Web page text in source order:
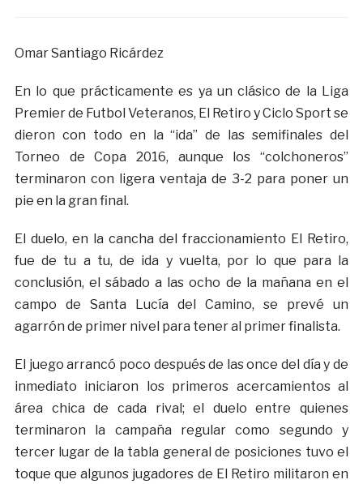
Omar Santiago Ricárdez
En lo que prácticamente es ya un clásico de la Liga
Premier de Futbol Veteranos, El Retiro y Ciclo Sport se
dieron con todo en la “ida” de las semifinales del
Torneo de Copa 2016, aunque los “colchoneros”
terminaron con ligera ventaja de 3-2 para poner un
pie en la gran final.
El duelo, en la cancha del fraccionamiento El Retiro,
fue de tu a tu, de ida y vuelta, por lo que para la
conclusión, el sábado a las ocho de la mañana en el
campo de Santa Lucía del Camino, se prevé un
agarrón de primer nivel para tener al primer finalista.
El juego arrancó poco después de las once del día y de
inmediato iniciaron los primeros acercamientos al
área chica de cada rival; el duelo entre quienes
terminaron la campaña regular como segundo y
tercer lugar de la tabla general de posiciones tuvo el
toque que algunos jugadores de El Retiro militaron en